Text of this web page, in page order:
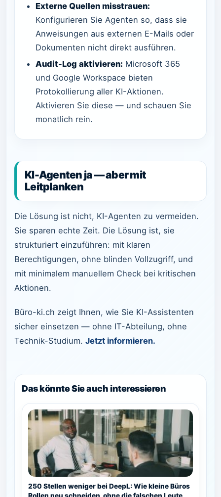
Externe Quellen misstrauen:
Konfigurieren Sie Agenten so, dass sie
Anweisungen aus externen E-Mails oder
Dokumenten nicht direkt ausführen.
Audit-Log aktivieren: Microsoft 365
und Google Workspace bieten
Protokollierung aller KI-Aktionen.
Aktivieren Sie diese — und schauen Sie
monatlich rein.
KI-Agenten ja — aber mit
Leitplanken
Die Lösung ist nicht, KI-Agenten zu vermeiden.
Sie sparen echte Zeit. Die Lösung ist, sie
strukturiert einzuführen: mit klaren
Berechtigungen, ohne blinden Vollzugriff, und
mit minimalem manuellem Check bei kritischen
Aktionen.
Büro-ki.ch zeigt Ihnen, wie Sie KI-Assistenten
sicher einsetzen — ohne IT-Abteilung, ohne
Technik-Studium. Jetzt informieren.
Das könnte Sie auch interessieren
250 Stellen weniger bei DeepL: Wie kleine Büros